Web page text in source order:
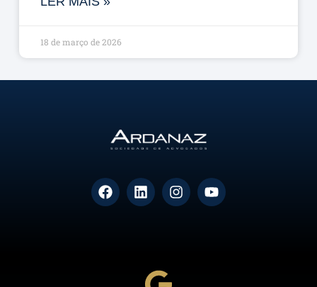
18 de março de 2026